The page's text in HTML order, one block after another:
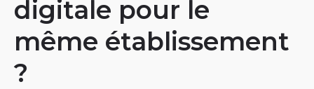
digitale pour le
même établissement
?